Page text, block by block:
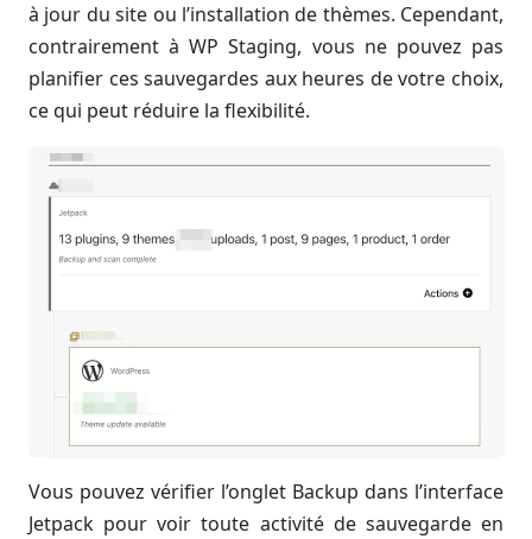
à jour du site ou l’installation de thèmes. Cependant,
contrairement à WP Staging, vous ne pouvez pas
planifier ces sauvegardes aux heures de votre choix,
ce qui peut réduire la flexibilité.
Vous pouvez vérifier l’onglet Backup dans l’interface
Jetpack pour voir toute activité de sauvegarde en